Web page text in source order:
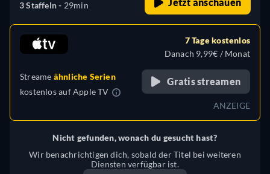
3 Staffeln - 29min
Streame ähnliche Serien
kostenlos aufApple TV
7 Tage kostenlos
Danach 9,99€ / Monat
Gratis streamen
ANZEIGE
Nicht gefunden, wonach du gesucht hast?
Wir benachrichtigen dich, sobald der Titel bei weiteren
Diensten verfügbar ist.